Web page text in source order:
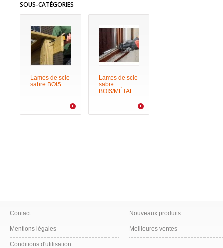
SOUS-CATÉGORIES
Lames de scie
sabre BOIS
Lames de scie
sabre
BOIS/MÉTAL
Contact
Mentions légales
Conditions d'utilisation
Nouveaux produits
Meilleures ventes